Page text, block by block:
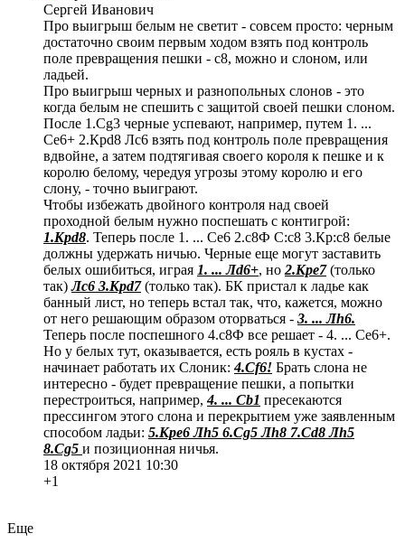
Сергей Иванович
Про выигрыш белым не светит - совсем просто: черным
достаточно своим первым ходом взять под контроль
поле превращения пешки - с8, можно и слоном, или
ладьей.
Про выигрыш черных и разнопольных слонов - это
когда белым не спешить с защитой своей пешки слоном.
После 1.Сg3 черные успевают, например, путем 1. ...
Се6+ 2.Крd8 Лс6 взять под контроль поле превращения
вдвойне, а затем подтягивая своего короля к пешке и к
королю белому, чередуя угрозы этому королю и его
слону, - точно выиграют.
Чтобы избежать двойного контроля над своей
проходной белым нужно поспешать с контигрой:
1.Крd8. Теперь после 1. ... Се6 2.с8Ф С:с8 3.Кр:с8 белые
должны удержать ничью. Черные еще могут заставить
белых ошибиться, играя 1. ... Лd6+, но 2.Кре7(только
так) Лс6 3.Крd7 (только так). БК пристал к ладье как
банный лист, но теперь встал так, что, кажется, можно
от него решающим образом оторваться - 3. ... Лh6.
Теперь после поспешного 4.с8Ф все решает - 4. ... Се6+.
Но у белых тут, оказывается, есть рояль в кустах -
начинает работать их Слоник:4.Сf6! Брать слона не
интересно - будет превращение пешки, а попытки
перестроиться, например,4. ... Сb1 пресекаются
прессингом этого слона и перекрытием уже заявленным
способом ладьи: 5.Крe6 Лh5 6.Сg5 Лh8 7.Сd8 Лh5
8.Сg5 и позиционная ничья.
18 октября 2021 10:30
+1
Еще